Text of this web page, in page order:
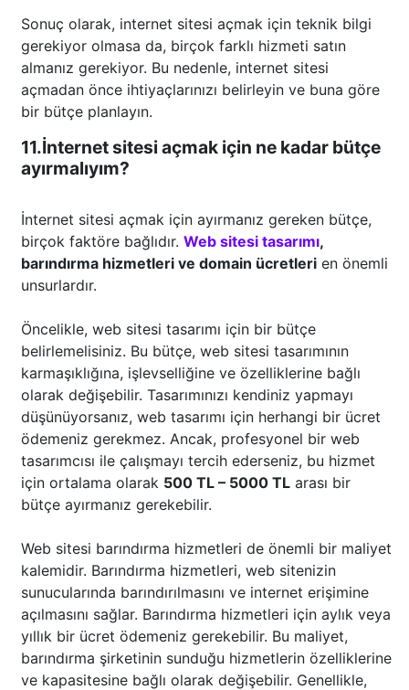
Sonuç olarak, internet sitesi açmak için teknik bilgi
gerekiyor olmasa da, birçok farklı hizmeti satın
almanız gerekiyor. Bu nedenle, internet sitesi
açmadan önce ihtiyaçlarınızı belirleyin ve buna göre
bir bütçe planlayın.
11.İnternet sitesi açmak için ne kadar bütçe
ayırmalıyım?
İnternet sitesi açmak için ayırmanız gereken bütçe,
birçok faktöre bağlıdır. Web sitesi tasarımı,
barındırma hizmetleri ve domain ücretleri en önemli
unsurlardır.
Öncelikle, web sitesi tasarımı için bir bütçe
belirlemelisiniz. Bu bütçe, web sitesi tasarımının
karmaşıklığına, işlevselliğine ve özelliklerine bağlı
olarak değişebilir. Tasarımınızı kendiniz yapmayı
düşünüyorsanız, web tasarımı için herhangi bir ücret
ödemeniz gerekmez. Ancak, profesyonel bir web
tasarımcısı ile çalışmayı tercih ederseniz, bu hizmet
için ortalama olarak 500 TL – 5000 TL arası bir
bütçe ayırmanız gerekebilir.
Web sitesi barındırma hizmetleri de önemli bir maliyet
kalemidir. Barındırma hizmetleri, web sitenizin
sunucularında barındırılmasını ve internet erişimine
açılmasını sağlar. Barındırma hizmetleri için aylık veya
yıllık bir ücret ödemeniz gerekebilir. Bu maliyet,
barındırma şirketinin sunduğu hizmetlerin özelliklerine
ve kapasitesine bağlı olarak değişebilir. Genellikle,